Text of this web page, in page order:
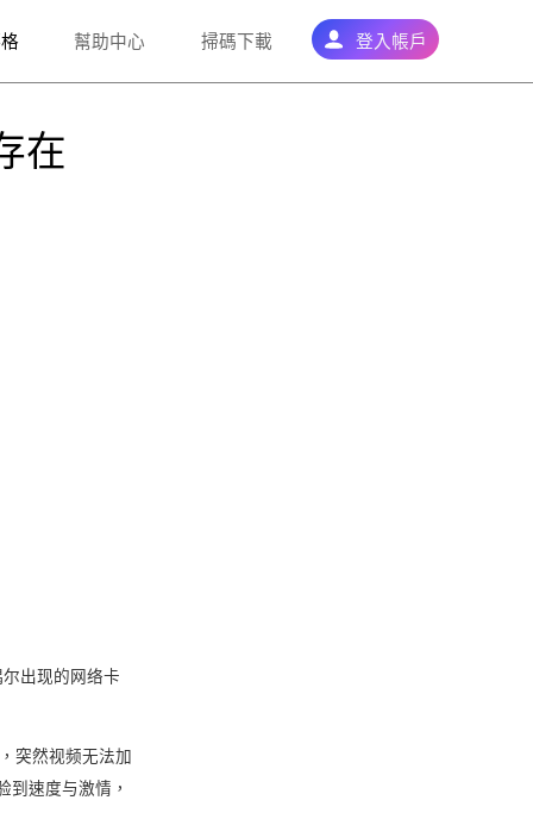
幫助中心 掃碼下載 登入帳戶
在
出现的网络卡
突然视频无法加
到速度与激情，